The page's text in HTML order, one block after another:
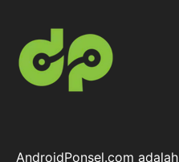
AndroidPonsel.com